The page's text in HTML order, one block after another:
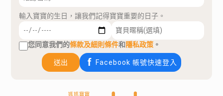
輸入寶寶的生日，讓我們記得寶寶重要的日子。
您同意我們的條款及細則條件和隱私政策 。
送出 Facebook 帳號快速登入